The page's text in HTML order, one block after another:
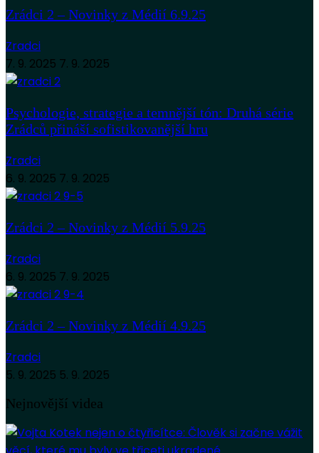
Zrádci 2 – Novinky z Médií 6.9.25
Zradci
7. 9. 2025 7. 9. 2025
Psychologie, strategie a temnější tón: Druhá série
Zrádců přináší sofistikovanější hru
Zradci
6. 9. 2025 7. 9. 2025
Zrádci 2 – Novinky z Médií 5.9.25
Zradci
6. 9. 2025 7. 9. 2025
Zrádci 2 – Novinky z Médií 4.9.25
Zradci
5. 9. 2025 5. 9. 2025
Nejnovější videa